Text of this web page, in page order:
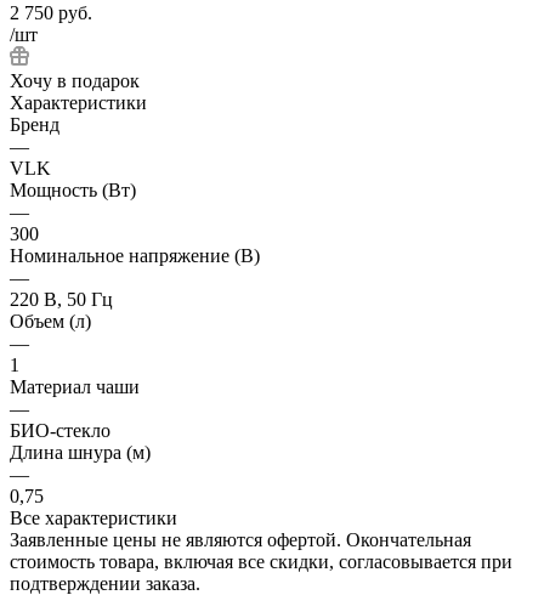
2 750 руб.
/шт
Хочу в подарок
Характеристики
Бренд
—
VLK
Мощность (Вт)
—
300
Номинальное напряжение (В)
—
220 В, 50 Гц
Объем (л)
—
1
Материал чаши
—
БИО-стекло
Длина шнура (м)
—
0,75
Все характеристики
Заявленные цены не являются офертой. Окончательная
стоимость товара, включая все скидки, согласовывается при
подтверждении заказа.